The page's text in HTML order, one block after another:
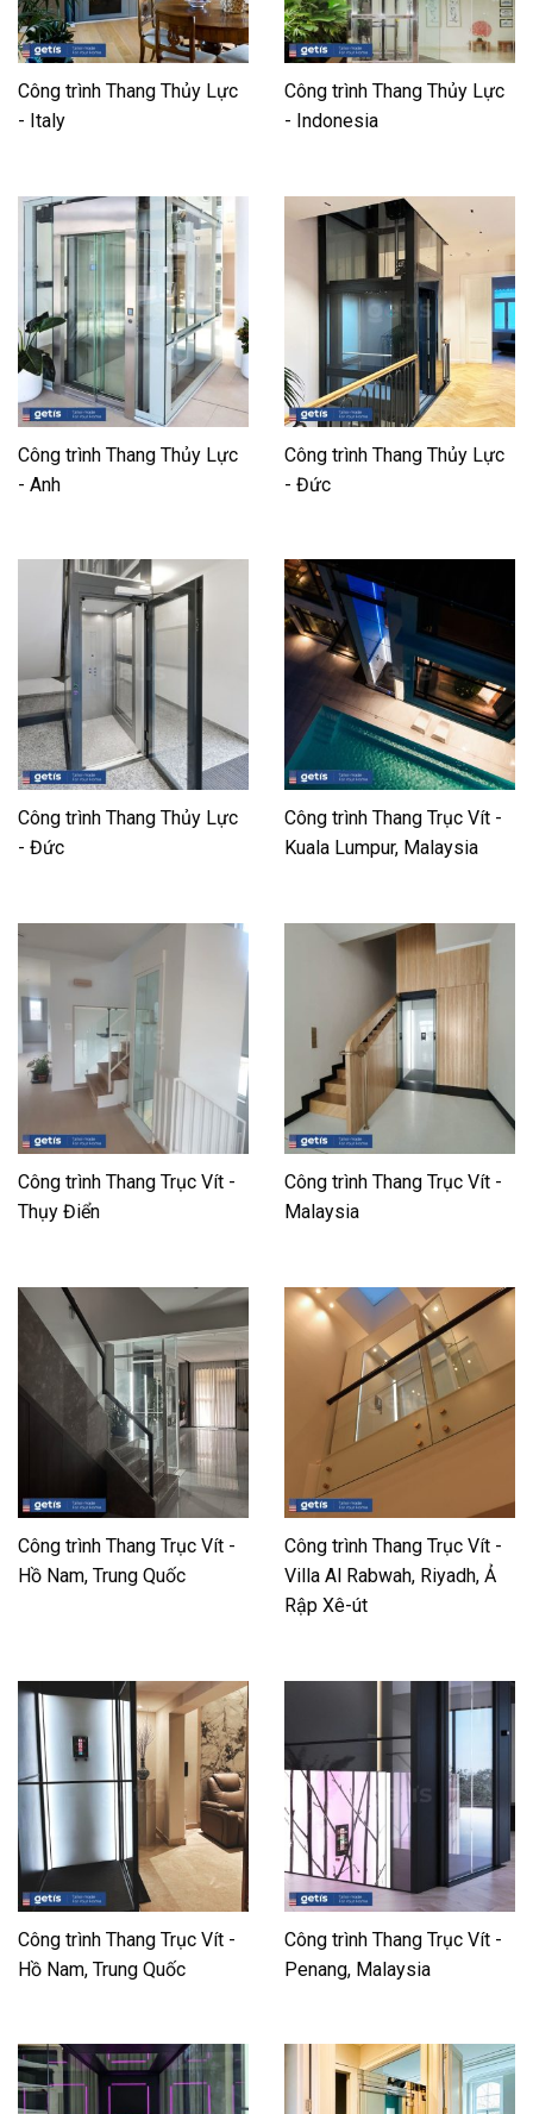
Công trình Thang Thủy Lực
- Italy
Công trình Thang Thủy Lực
- Indonesia
Công trình Thang Thủy Lực
- Anh
Công trình Thang Thủy Lực
- Đức
Công trình Thang Thủy Lực
- Đức
Công trình Thang Trục Vít -
Kuala Lumpur, Malaysia
Công trình Thang Trục Vít -
Thụy Điển
Công trình Thang Trục Vít -
Malaysia
Công trình Thang Trục Vít -
Hồ Nam, Trung Quốc
Công trình Thang Trục Vít -
Villa Al Rabwah, Riyadh, Ả
Rập Xê-út
Công trình Thang Trục Vít -
Hồ Nam, Trung Quốc
Công trình Thang Trục Vít -
Penang, Malaysia